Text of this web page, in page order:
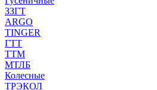
ЗЗГТ
ARGO
TINGER
ГТТ
ТТМ
МТЛБ
Колесные
ТРЭКОЛ